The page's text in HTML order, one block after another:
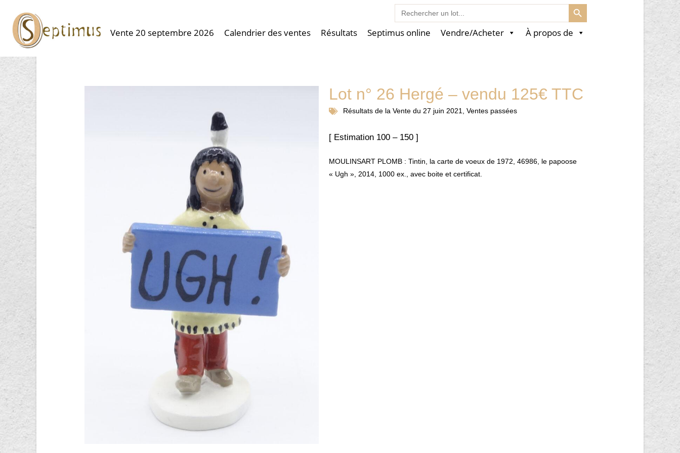
Search
for:
SEARCH BUTTON
Vente 20 septembre 2026 Calendrier des ventes Résultats Septimus online Vendre/Acheter À propos de
Lot n° 26 Hergé – vendu 125€ TTC
Résultats de la Vente du 27 juin 2021 Ventes passées
[ Estimation 100 – 150 ]
MOULINSART PLOMB : Tintin, la carte de voeux de 1972, 46986, le papoose
« Ugh », 2014, 1000 ex., avec boite et certificat.